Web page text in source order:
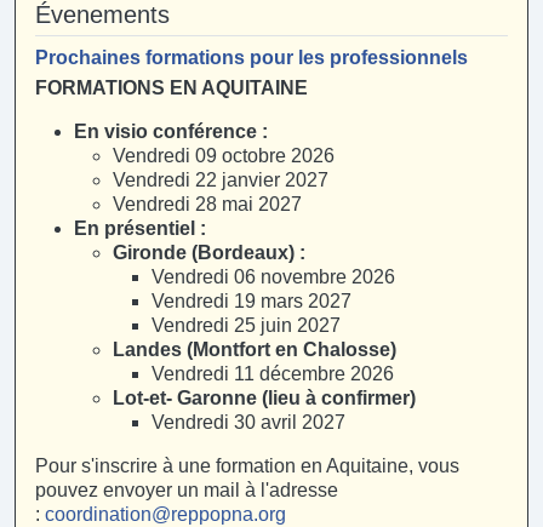
Évenements
Prochaines formations pour les professionnels
FORMATIONS EN AQUITAINE
En visio conférence :
Vendredi 09 octobre 2026
Vendredi 22 janvier 2027
Vendredi 28 mai 2027
En présentiel :
Gironde (Bordeaux) :
Vendredi 06 novembre 2026
Vendredi 19 mars 2027
Vendredi 25 juin 2027
Landes (Montfort en Chalosse)
Vendredi 11 décembre 2026
Lot-et- Garonne (lieu à confirmer)
Vendredi 30 avril 2027
Pour s'inscrire à une formation en Aquitaine, vous
pouvez envoyer un mail à l'adresse
: coordination@reppopna.org